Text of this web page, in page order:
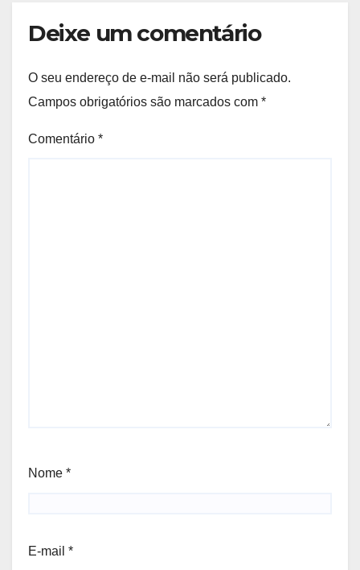
Deixe um comentário
O seu endereço de e-mail não será publicado.
Campos obrigatórios são marcados com *
Comentário *
Nome *
E-mail *